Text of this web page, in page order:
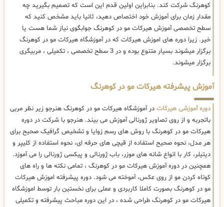
کوهرنگ شرکت کند. بنابراین اولین قدم این است که تصمیم بگیرید چه
مقدار زمان برای آموزش خود اختصاص دهید، ثانیا باید مشخص کنید که
سطح تخصصی آموزش هیرکات مو در کوهرنگ جوابگوی نیاز شما هست یا
خیر. زیرا دوره های اموزش هیرکات که در آموزشگاه هیرکات مو در کوهرنگ
برگزار میشوند بسیار متنوع بوده و در 3 سطح تخصصی ، تکمیلی ، مربیگری
برگزار میشوند.
آموزش پیشرفته هیرکات مو در کوهرنگ
دوره آموزشی هیرکات در آموزشگاه هیرکات مو در کوهرنگ هنرجو زیر نظر مربی
باتجربه و از روی تصاویر ژورنالی آموزش می بیند. هنرجو با شرکت در دوره
هیرکات مو در کوهرنگ با روش های رسم زوایا و تشخیص گرافیک صحیح برای
هر مدل، نحوه صحیح استفاده از قیچی های حرفه ای، نحوه استفاده از کلیپر و
دیتیلر، کار با انواع شانه های موزر، باب ژورنالی و پیکسی ژورنالی را می آموزد.
همچنین در دوره آموزش هیرکات مو در کوهرنگ ، تمامی نکته ها و راه های
کوتاه کردن مو از روی عکس، آموخته می شود. دوره پیشرفته اموزش هیرکات
مو در کوهرنگ بصورت کاملا کاربردی و عملی برای نخستین بار توسط اموزشگاه
هیرکات مو در کوهرنگ طراحی شده ، در این دوره مباحث پیشرفته و تکمیلی